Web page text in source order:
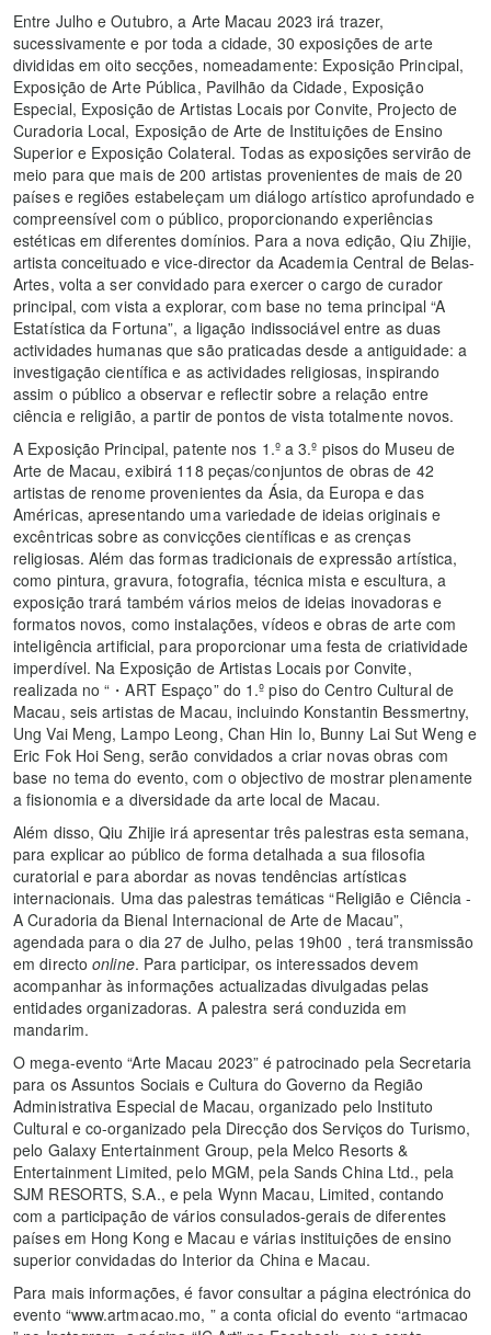
Entre Julho e Outubro, a Arte Macau 2023 irá trazer,
sucessivamente e por toda a cidade, 30 exposições de arte
divididas em oito secções, nomeadamente: Exposição Principal,
Exposição de Arte Pública, Pavilhão da Cidade, Exposição
Especial, Exposição de Artistas Locais por Convite, Projecto de
Curadoria Local, Exposição de Arte de Instituições de Ensino
Superior e Exposição Colateral. Todas as exposições servirão de
meio para que mais de 200 artistas provenientes de mais de 20
países e regiões estabeleçam um diálogo artístico aprofundado e
compreensível com o público, proporcionando experiências
estéticas em diferentes domínios. Para a nova edição, Qiu Zhijie,
artista conceituado e vice-director da Academia Central de Belas-
Artes, volta a ser convidado para exercer o cargo de curador
principal, com vista a explorar, com base no tema principal “A
Estatística da Fortuna”, a ligação indissociável entre as duas
actividades humanas que são praticadas desde a antiguidade: a
investigação científica e as actividades religiosas, inspirando
assim o público a observar e reflectir sobre a relação entre
ciência e religião, a partir de pontos de vista totalmente novos.
A Exposição Principal, patente nos 1.º a 3.º pisos do Museu de
Arte de Macau, exibirá 118 peças/conjuntos de obras de 42
artistas de renome provenientes da Ásia, da Europa e das
Américas, apresentando uma variedade de ideias originais e
excêntricas sobre as convicções científicas e as crenças
religiosas. Além das formas tradicionais de expressão artística,
como pintura, gravura, fotografia, técnica mista e escultura, a
exposição trará também vários meios de ideias inovadoras e
formatos novos, como instalações, vídeos e obras de arte com
inteligência artificial, para proporcionar uma festa de criatividade
imperdível. Na Exposição de Artistas Locais por Convite,
realizada no “・ART Espaço” do 1.º piso do Centro Cultural de
Macau, seis artistas de Macau, incluindo Konstantin Bessmertny,
Ung Vai Meng, Lampo Leong, Chan Hin Io, Bunny Lai Sut Weng e
Eric Fok Hoi Seng, serão convidados a criar novas obras com
base no tema do evento, com o objectivo de mostrar plenamente
a fisionomia e a diversidade da arte local de Macau.
Além disso, Qiu Zhijie irá apresentar três palestras esta semana,
para explicar ao público de forma detalhada a sua filosofia
curatorial e para abordar as novas tendências artísticas
internacionais. Uma das palestras temáticas “Religião e Ciência -
A Curadoria da Bienal Internacional de Arte de Macau”,
agendada para o dia 27 de Julho, pelas 19h00 , terá transmissão
em directoonline. Para participar, os interessados devem
acompanhar às informações actualizadas divulgadas pelas
entidades organizadoras. A palestra será conduzida em
mandarim.
O mega-evento “Arte Macau 2023” é patrocinado pela Secretaria
para os Assuntos Sociais e Cultura do Governo da Região
Administrativa Especial de Macau, organizado pelo Instituto
Cultural e co-organizado pela Direcção dos Serviços do Turismo,
pelo Galaxy Entertainment Group, pela Melco Resorts &
Entertainment Limited, pelo MGM, pela Sands China Ltd., pela
SJM RESORTS, S.A., e pela Wynn Macau, Limited, contando
com a participação de vários consulados-gerais de diferentes
países em Hong Kong e Macau e várias instituições de ensino
superior convidadas do Interior da China e Macau.
Para mais informações, é favor consultar a página electrónica do
evento “www.artmacao.mo, ” a conta oficial do evento “artmacao